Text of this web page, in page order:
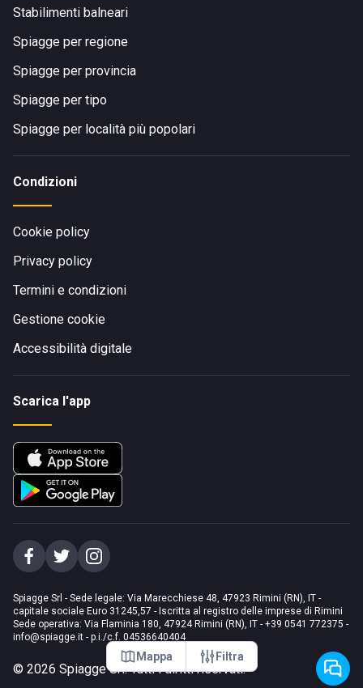
Mappa Filtra
Stabilimenti balneari
Spiagge per regione
Spiagge per provincia
Spiagge per tipo
Spiagge per località più popolari
Condizioni
Cookie policy
Privacy policy
Termini e condizioni
Gestione cookie
Accessibilità digitale
Scarica l'app
Spiagge Srl - Sede legale: Via Marecchiese 48, 47923 Rimini (RN), IT -
capitale sociale Euro 31245,57 - Iscritta al registro delle imprese di Rimini
Sede operativa: Via Flaminia 180, 47924 Rimini (RN), IT - +39 0541 772375 -
info@spiagge.it - p.i./c.f. 04536640404
© 2026 Spiagge Srl. Tutti i diritti riservati.